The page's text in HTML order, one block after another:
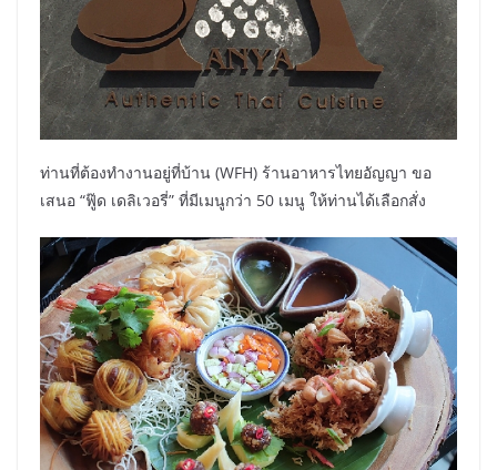
ท่านที่ต้องทำงานอยู่ที่บ้าน (WFH) ร้านอาหารไทยอัญญา ขอ
เสนอ “ฟู๊ด เดลิเวอรี่” ที่มีเมนูกว่า 50 เมนู ให้ท่านได้เลือกสั่ง